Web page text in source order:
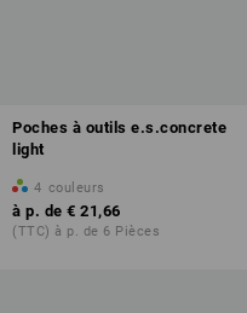
Poches à outils e.s.concrete
light
4 couleurs
à p. de € 21,66
(TTC) à p. de 6 Pièces